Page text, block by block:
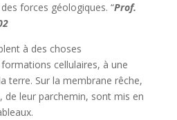
forces géologiques. “Prof.
à des choses
cellulaires, à une
terre. Sur la membrane rêche,
de leur parchemin, sont mis en